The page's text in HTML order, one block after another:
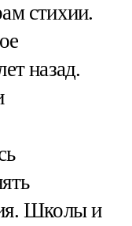
стихии.
назад.
Школы и